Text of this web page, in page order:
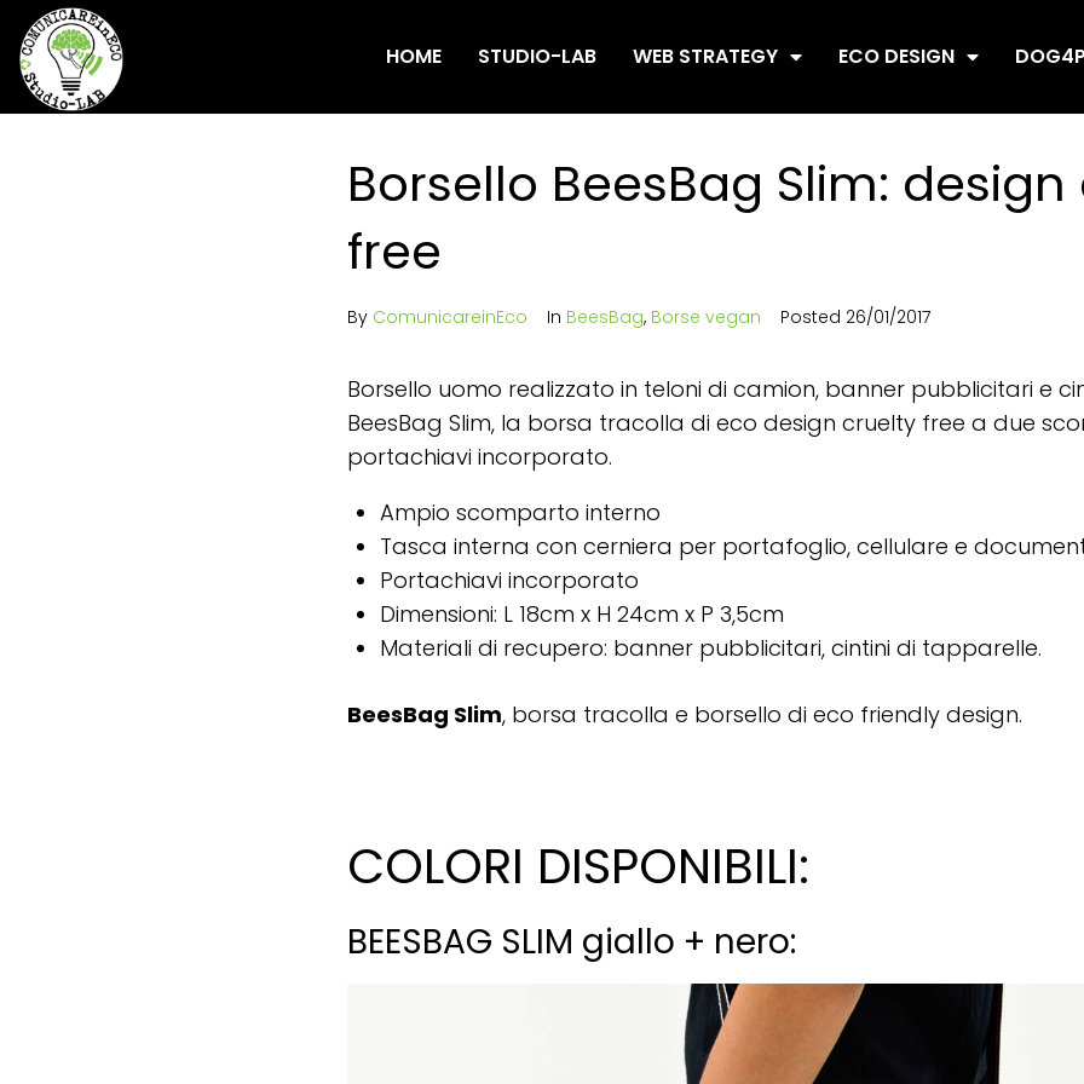
HOME STUDIO-LAB WEB STRATEGY ECO DESIGN
Borsello BeesBag Slim:
free
By ComunicareinEco In BeesBag, Borse vegan Posted 26/01/2017
Borsello uomo realizzato in teloni di camion, banner pubblicitari e
BeesBag Slim, la borsa tracolla di eco design cruelty free a due
portachiavi incorporato.
Ampio scomparto interno
Tasca interna con cerniera per portafoglio, cellulare e
Portachiavi incorporato
Dimensioni: L 18cm x H 24cm x P 3,5cm
Materiali di recupero: banner pubblicitari, cintini di tapparelle.
BeesBag Slim, borsa tracolla e borsello di eco friendly design.
COLORI DISPONIBILI:
BEESBAG SLIM giallo + nero: